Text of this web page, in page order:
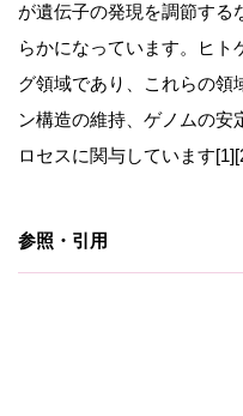
が遺伝子の発現を調節する
らかになっています。ヒト
グ領域であり、これらの領
ン構造の維持、ゲノムの安
ロセスに関与しています
参照・引用